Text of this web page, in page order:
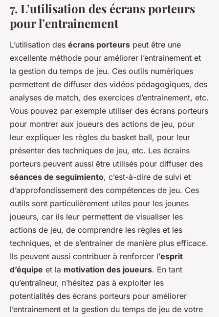
7. L’utilisation des écrans porteurs
pour l’entrainement
L’utilisation des écrans porteurs peut être une
excellente méthode pour améliorer l’entrainement et
la gestion du temps de jeu. Ces outils numériques
permettent de diffuser des vidéos pédagogiques, des
analyses de match, des exercices d’entrainement, etc.
Vous pouvez par exemple utiliser des écrans porteurs
pour montrer aux joueurs des actions de jeu, pour
leur expliquer les règles du basket ball, pour leur
présenter des techniques de jeu, etc. Les écrains
porteurs peuvent aussi être utilisés pour diffuser des
séances de seguimiento, c’est-à-dire de suivi et
d’approfondissement des compétences de jeu. Ces
outils sont particulièrement utiles pour les jeunes
joueurs, car ils leur permettent de visualiser les
actions de jeu, de comprendre les règles et les
techniques, et de s’entrainer de manière plus efficace.
Ils peuvent aussi contribuer à renforcer l’esprit
d’équipe et la motivation des joueurs. En tant
qu’entraîneur, n’hésitez pas à exploiter les
potentialités des écrans porteurs pour améliorer
l’entrainement et la gestion du temps de jeu de votre